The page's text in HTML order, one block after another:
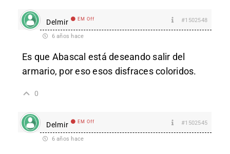
Delmir EM Off #1502548
6 años hace
Es que Abascal está deseando salir del
armario, por eso esos disfraces coloridos.
0
Delmir EM Off #1502545
6 años hace